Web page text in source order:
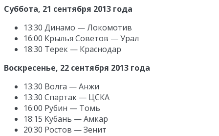
Суббота, 21 сентября 2013 года
13:30 Динамо — Локомотив
16:00 Крылья Советов — Урал
18:30 Терек — Краснодар
Воскресенье, 22 сентября 2013 года
13:30 Волга — Анжи
13:30 Спартак — ЦСКА
16:00 Рубин — Томь
18:15 Кубань — Амкар
20:30 Ростов — Зенит